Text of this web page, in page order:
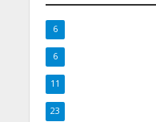
6
6
11
23